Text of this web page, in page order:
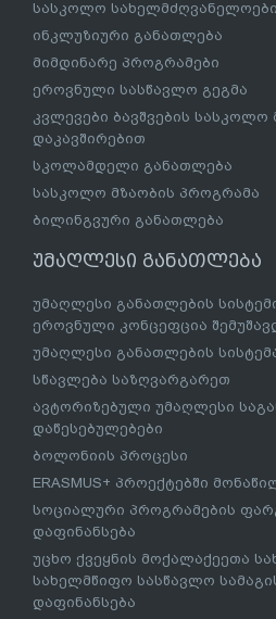
სასკოლო
ინკლუზიური განათლება
მიმდინარე პროგრამები
ეროვნული სასწავლო გეგმა
კვლევები ბავშვების სასკოლო
დაკავშირებით
სკოლამდელი განათლება
სასკოლო მზაობის პროგრამა
ბილინგვური განათლება
უმაღლესი განათლება
უმაღლესი განათლების
ეროვნული კონცეფცია
უმაღლესი განათლების
სწავლება საზღვარგარეთ
ავტორიზებული უმაღლესი
დაწესებულებები
ბოლონიის პროცესი
ERASMUS+ პროექტებში
სოციალური პროგრამების
დაფინანსება
უცხო ქვეყნის მოქალაქეეთა
სახელმწიფო სასწავლო
დაფინანსება